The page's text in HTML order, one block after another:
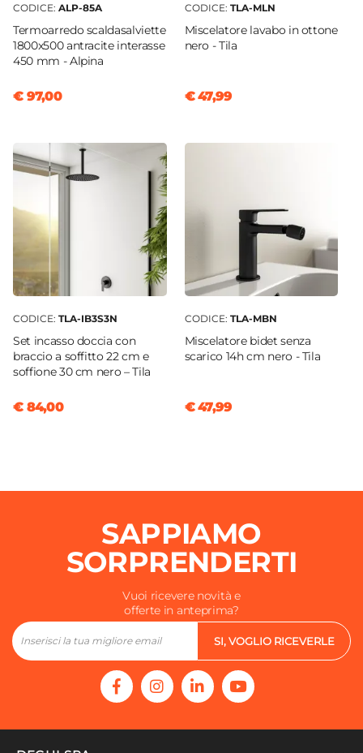
CODICE: ALP-85A
Termoarredo scaldasalviette
1800x500 antracite interasse
450 mm - Alpina
€ 97,00
CODICE: TLA-MLN
Miscelatore lavabo in ottone
nero - Tila
€ 47,99
CODICE: TLA-IB3S3N
Set incasso doccia con
braccio a soffitto 22 cm e
soffione 30 cm nero – Tila
€ 84,00
CODICE: TLA-MBN
Miscelatore bidet senza
scarico 14h cm nero - Tila
€ 47,99
SAPPIAMO
SORPRENDERTI
Vuoi ricevere novità e
offerte in anteprima?
SI, VOGLIO RICEVERLE